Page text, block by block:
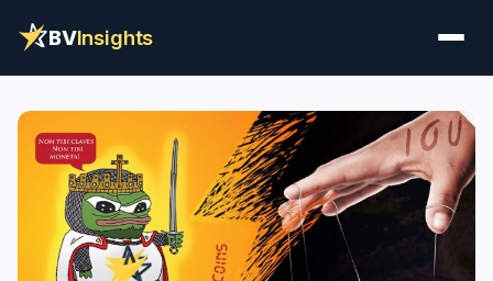
BVInsights